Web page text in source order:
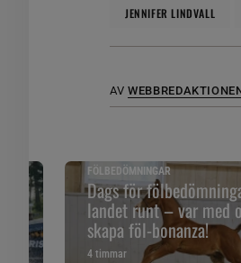
JENNIFER LINDVALL
AV
FÖLBEDÖMNINGAR
Dags för
landet runt – var med
skapa föl-bonanza!
4 timmar